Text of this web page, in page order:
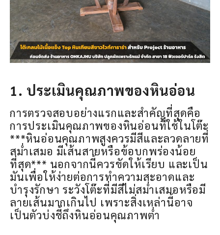
1. ประเมินคุณภาพของหินอ่อน
การตรวจสอบอย่างแรกและสำคัญที่สุดคือ
การประเมินคุณภาพของหินอ่อนที่ใช้ในโต๊ะ
***หินอ่อนคุณภาพสูงควรมีสีและลวดลายที่
สม่ำเสมอ มีเส้นสายหรือข้อบกพร่องน้อย
ที่สุด*** นอกจากนี้ควรขัดให้เรียบ และเป็น
มันเพื่อให้ง่ายต่อการทำความสะอาดและ
บำรุงรักษา ระวังโต๊ะที่มีสีไม่สม่ำเสมอหรือมี
ลายเส้นมากเกินไป เพราะสิ่งเหล่านี้อาจ
เป็นตัวบ่งชี้ถึงหินอ่อนคุณภาพต่ำ